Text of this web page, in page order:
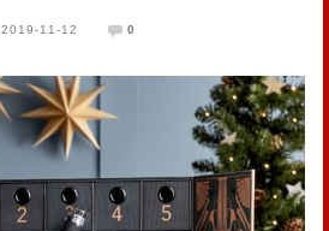
2019-11-12 0